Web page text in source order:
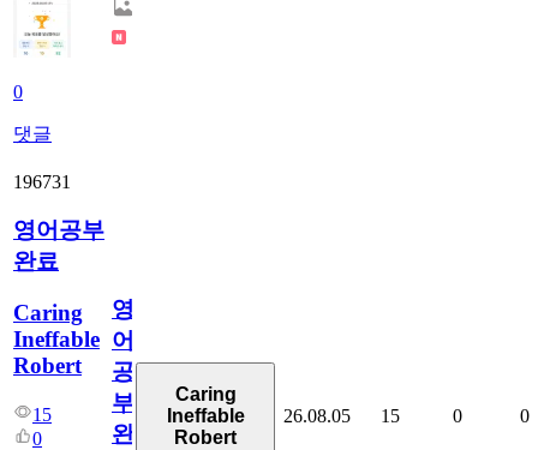
0
댓글
196731
영어공부
완료
Caring
Ineffable
Robert
15
0
영
어
공
부
완
Caring
Ineffable
Robert
26.08.05 15 0 0